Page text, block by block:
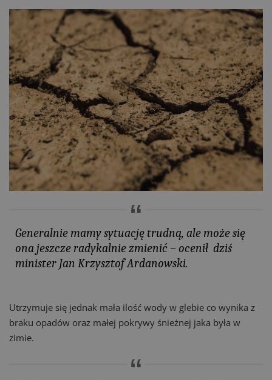
Generalnie mamy sytuację trudną, ale może się
ona jeszcze radykalnie zmienić – ocenił dziś
minister Jan Krzysztof Ardanowski.
Utrzymuje się jednak mała ilość wody w glebie co wynika z
braku opadów oraz małej pokrywy śnieżnej jaka była w
zimie.